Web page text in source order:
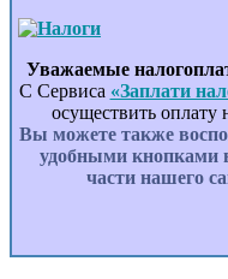
Уважаемые
С Сервиса «Заплати
осуществить оплату
Вы можете также
удобными кнопками
части нашего